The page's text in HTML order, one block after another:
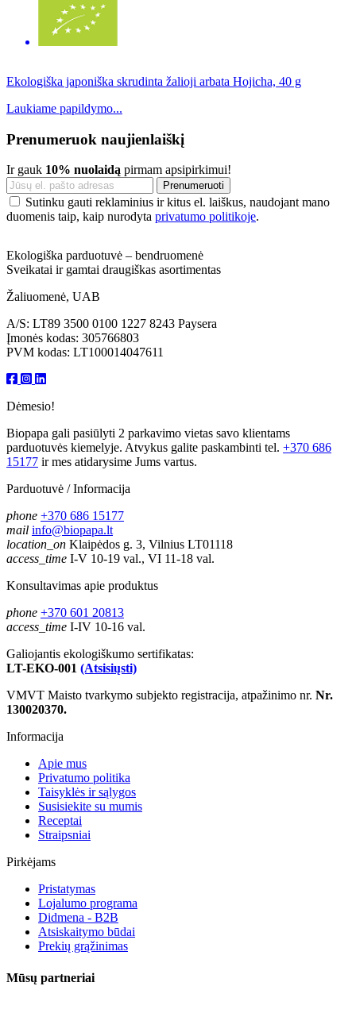
Ekologiška japoniška skrudinta žalioji arbata Hojicha, 40 g
Laukiame papildymo...
Prenumeruok naujienlaiškį
Ir gauk 10% nuolaidą pirmam apsipirkimui!
Sutinku gauti reklaminius ir kitus el. laiškus, naudojant mano
duomenis taip, kaip nurodyta privatumo politikoje.
Ekologiška parduotuvė – bendruomenė
Sveikatai ir gamtai draugiškas asortimentas
Žaliuomenė, UAB
A/S: LT89 3500 0100 1227 8243 Paysera
Įmonės kodas: 305766803
PVM kodas: LT100014047611
Dėmesio!
Biopapa gali pasiūlyti 2 parkavimo vietas savo klientams
parduotuvės kiemelyje. Atvykus galite paskambinti tel. +370 686
15177 ir mes atidarysime Jums vartus.
Parduotuvė / Informacija
phone +370 686 15177
mail info@biopapa.lt
location_on Klaipėdos g. 3, Vilnius LT01118
access_time I-V 10-19 val., VI 11-18 val.
Konsultavimas apie produktus
phone +370 601 20813
access_time I-IV 10-16 val.
Galiojantis ekologiškumo sertifikatas:
LT-EKO-001 (Atsisiųsti)
VMVT Maisto tvarkymo subjekto registracija, atpažinimo nr. Nr.
130020370.
Informacija
Apie mus
Privatumo politika
Taisyklės ir sąlygos
Susisiekite su mumis
Receptai
Straipsniai
Pirkėjams
Pristatymas
Lojalumo programa
Didmena - B2B
Atsiskaitymo būdai
Prekių grąžinimas
Mūsų partneriai